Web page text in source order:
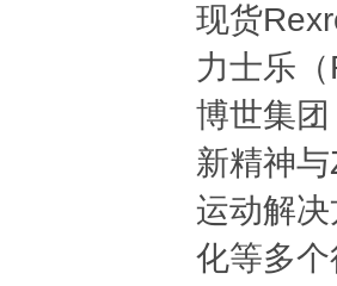
现货
力士乐
博世集
新精神
运动解
化等多